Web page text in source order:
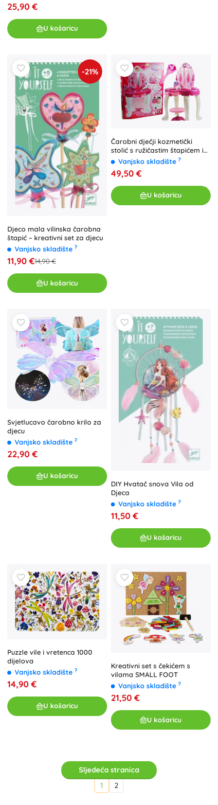
25,90 €
U košaricu
-21%
Djeco mala vilinska čarobna
štapić – kreativni set za djecu
Vanjsko skladište ?
11,90 €14,90 €
U košaricu
Čarobni dječji kozmetički
stolić s ružičastim štapićem i
dodacima
Vanjsko skladište ?
49,50 €
U košaricu
Svjetlucavo čarobno krilo za
djecu
Vanjsko skladište ?
22,90 €
U košaricu
DIY Hvatač snova Vila od
Djeca
Vanjsko skladište ?
11,50 €
U košaricu
Puzzle vile i vretenca 1000
dijelova
Vanjsko skladište ?
14,90 €
U košaricu
Kreativni set s čekićem s
vilama SMALL FOOT
Vanjsko skladište ?
21,50 €
U košaricu
Sljedeća stranica
1
2